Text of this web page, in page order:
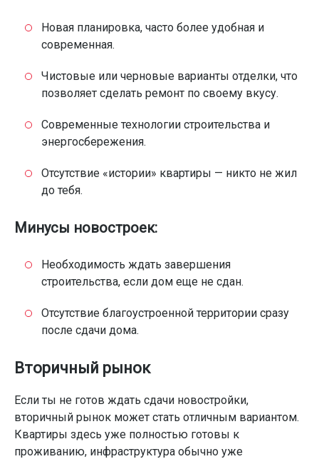
Новая планировка, часто более удобная и
современная.
Чистовые или черновые варианты отделки, что
позволяет сделать ремонт по своему вкусу.
Современные технологии строительства и
энергосбережения.
Отсутствие «истории» квартиры — никто не жил
до тебя.
Минусы новостроек:
Необходимость ждать завершения
строительства, если дом еще не сдан.
Отсутствие благоустроенной территории сразу
после сдачи дома.
Вторичный рынок
Если ты не готов ждать сдачи новостройки,
вторичный рынок может стать отличным вариантом.
Квартиры здесь уже полностью готовы к
проживанию, инфраструктура обычно уже